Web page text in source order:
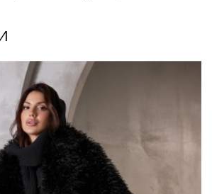
из экомеха, она обеспечивает
окраску, эффективно
вид меха ламы. Образ,
становится легким, воздушным
пушистым меховым покрывалом.
создает потрясающий эффект,
и нежно колеблясь, что неизбежно
Этот стиль идеально подходит